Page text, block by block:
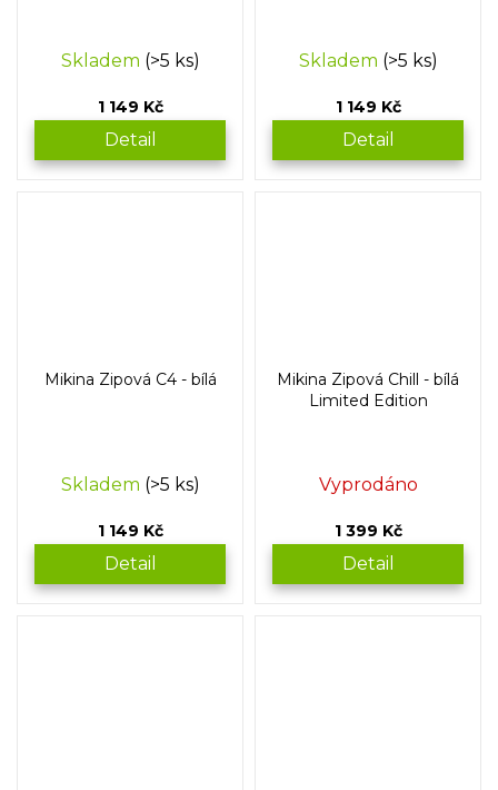
Skladem (>5 ks)
1 149 Kč
Detail
Skladem (>5 ks)
1 149 Kč
Detail
Mikina Zipová C4 - bílá
Skladem (>5 ks)
1 149 Kč
Detail
Mikina Zipová Chill - bílá
Limited Edition
Vyprodáno
1 399 Kč
Detail